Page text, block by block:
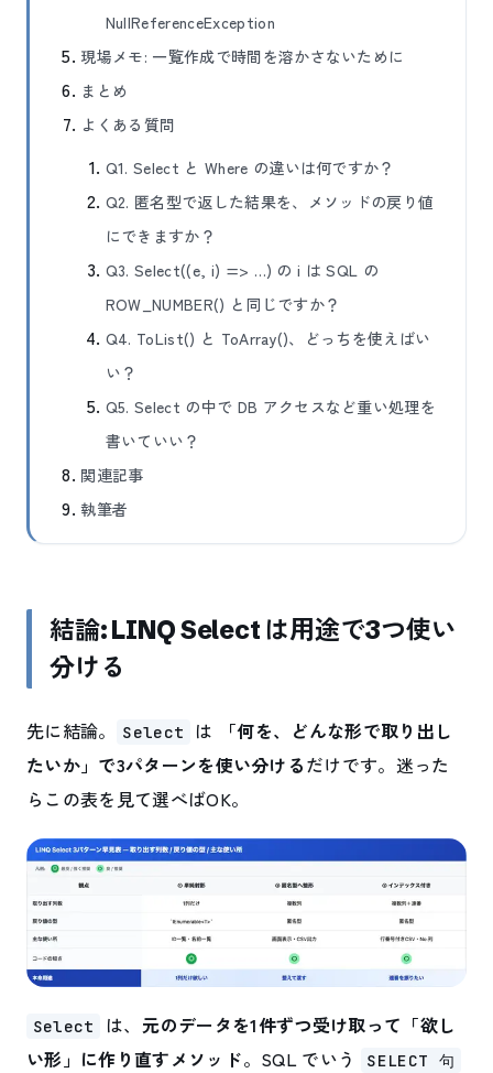
NullReferenceException
現場メモ: 一覧作成で時間を溶かさないために
まとめ
よくある質問
Q1. Select と Where の違いは何ですか？
Q2. 匿名型で返した結果を、メソッドの戻り値
にできますか？
Q3. Select((e, i) => …) の i は SQL の
ROW_NUMBER() と同じですか？
Q4. ToList() と ToArray()、どっちを使えばい
い？
Q5. Select の中で DB アクセスなど重い処理を
書いていい？
関連記事
執筆者
結論: LINQ Select は用途で3つ使い
分ける
先に結論。 Select は
「何を、どんな形で取り出し
たいか」で3パターンを使い分けるだけです。迷った
らこの表を見て選べばOK。
Select は、 元のデータを1件ずつ受け取って「欲し
い形」に作り直すメソッド。SQL でいう SELECT 句